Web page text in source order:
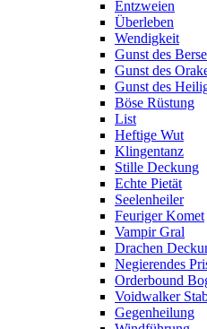
Entzweien
Überleben
Wendigkeit
Gunst des
Gunst des
Gunst des
Böse Rüstung
List
Heftige Wut
Klingentanz
Stille Deckung
Echte Pietät
Seelenheiler
Feuriger Komet
Vampir Gral
Drachen
Negierendes
Orderbound
Voidwalker
Gegenheilung